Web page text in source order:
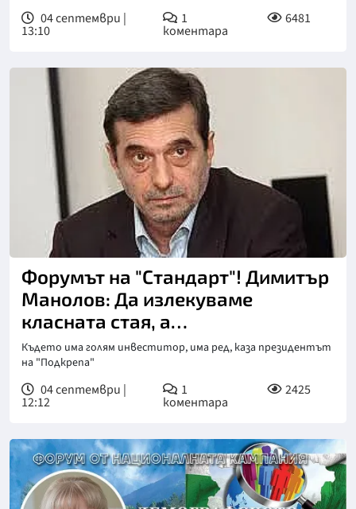
04 септември |
13:10
1
коментара
6481
Форумът на "Стандарт"! Димитър
Манолов: Да излекуваме
класната стая, а
здравеопазването - да
преосновем
Където има голям инвеститор, има ред, каза президентът
на "Подкрепа"
04 септември |
12:12
1
коментара
2425